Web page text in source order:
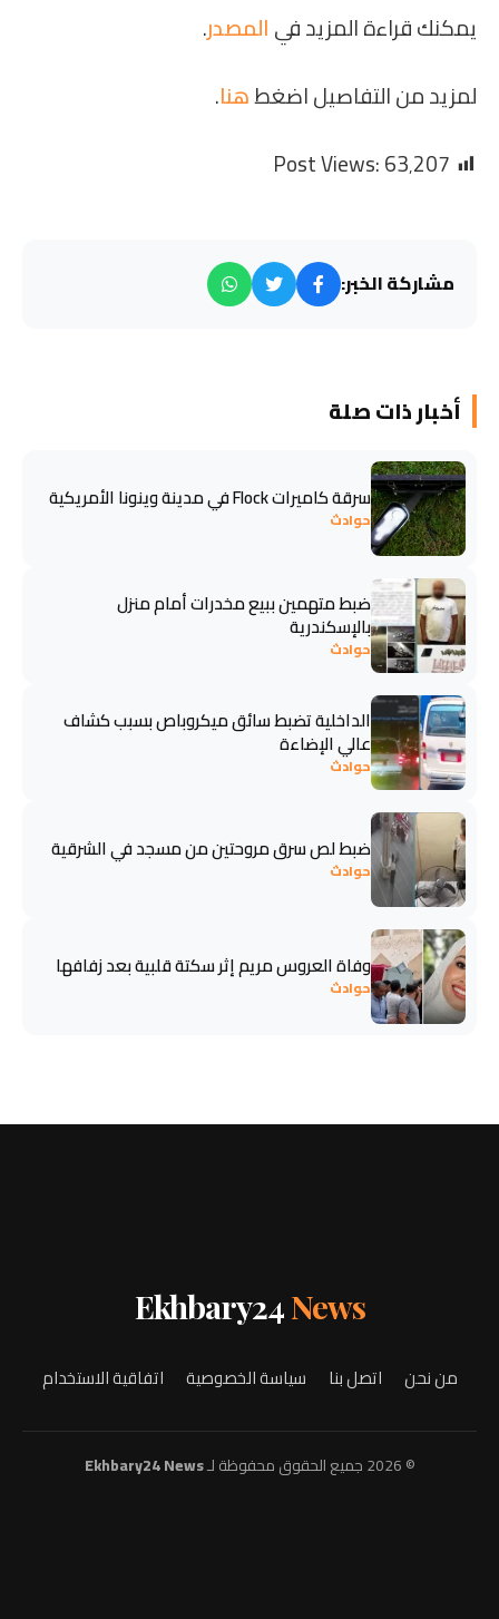
يمكنك قراءة المزيد فيالمصدر.
لمزيد من التفاصيل اضغطهنا.
Post Views:63٬207
مشاركة الخبر:
أخبار ذات صلة
سرقة كاميرات Flock في مدينة وينونا الأمريكية
حوادث
ضبط متهمين ببيع مخدرات أمام منزل
بالإسكندرية
حوادث
الداخلية تضبط سائق ميكروباص بسبب كشاف
عالي الإضاءة
حوادث
ضبط لص سرق مروحتين من مسجد في الشرقية
حوادث
وفاة العروس مريم إثر سكتة قلبية بعد زفافها
حوادث
Ekhbary24News
من نحن اتصل بنا سياسة الخصوصية اتفاقية الاستخدام
© 2026 جميع الحقوق محفوظة لـ Ekhbary24 News